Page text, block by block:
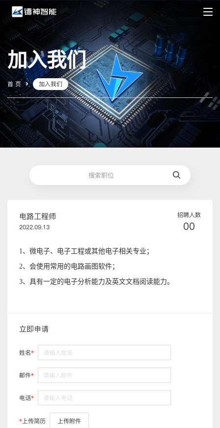
加入我们
首 页 加入我们
电路工程师
2022.09.13
招聘人数
00
1、微电子、电子工程或其他电子相关专业；
2、会使用常用的电路画图软件；
3、具有一定的电子分析能力及英文文档阅读能力。
立即申请
姓名*
邮件*
电话*
* 上传简历 上传附件